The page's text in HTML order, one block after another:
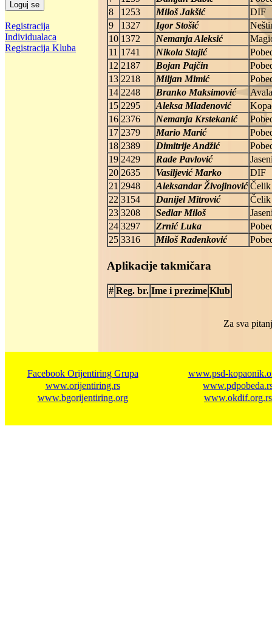
Registracija
Individualaca
Registracija Kluba
8
1253 Miloš Jakšić
DIF
9
1327 Igor Stošić
10 1372 Nemanja Aleksić
11 1741 Nikola Stajić
12 2187 Bojan Pajčin
13 2218 Miljan Mimić
14 2248 Branko Maksimović
Avala
15 2295 Aleksa Mladenović
16 2376 Nemanja Krstekanić
17 2379 Mario Marić
18 2389 Dimitrije Andžić
19 2429 Rade Pavlović
20 2635 Vasiljević Marko
DIF
21 2948 Aleksandar Živojinović Čelik
22 3154 Danijel Mitrović
Čelik
23 3208 Sedlar Miloš
24 3297 Zrnić Luka
25 3316 Miloš Radenković
Aplikacije takmičara
# Reg. br. Ime i prezime Klub
Za sva
Facebook Orijentiring Grupa
www.orijentiring.rs
www.bgorijentiring.org
www.psd-
www.okdif.org.rs